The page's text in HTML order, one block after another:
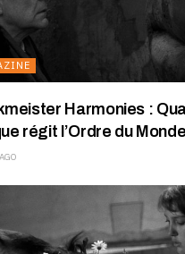
Harmonies :
régit l’Ordre du Monde